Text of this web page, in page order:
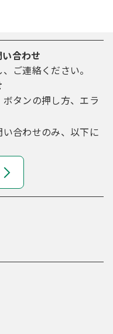
合わせ
ご連絡ください。
タンの押し方、エラ
合わせのみ、以下に